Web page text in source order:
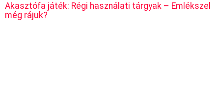
Akasztófa játék: Régi használati tárgyak – Emlékszel
még rájuk?